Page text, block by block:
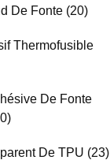
De Fonte (20)
Thermofusible
De Fonte
De TPU (23)